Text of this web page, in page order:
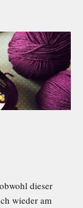
dieser
wieder am